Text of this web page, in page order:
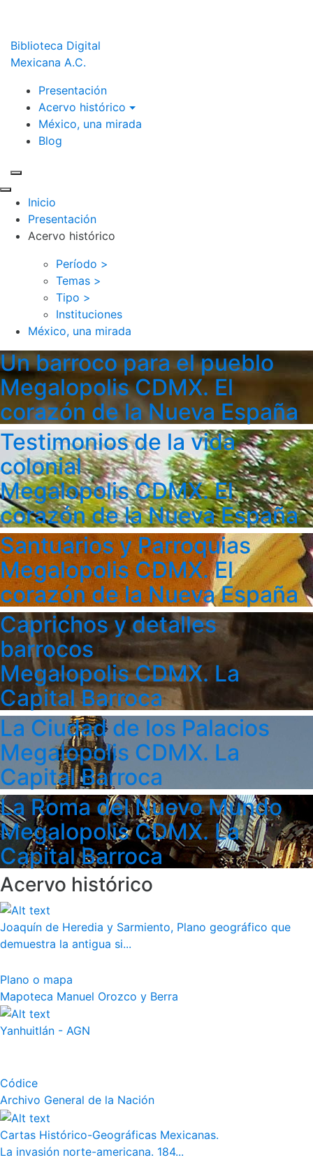
Biblioteca Digital
Mexicana A.C.
Presentación
Acervo histórico
México, una mirada
Blog
Inicio
Presentación
Acervo histórico
Período >
Temas >
Tipo >
Instituciones
México, una mirada
Un barroco para el pueblo
Megalopolis CDMX. El
corazón de la Nueva España
Testimonios de la vida
colonial
Megalopolis CDMX. El
corazón de la Nueva España
Santuarios y Parroquias
Megalopolis CDMX. El
corazón de la Nueva España
Caprichos y detalles
barrocos
Megalopolis CDMX. La
Capital Barroca
La Ciudad de los Palacios
Megalopolis CDMX. La
Capital Barroca
La Roma del Nuevo Mundo
Megalopolis CDMX. La
Capital Barroca
Acervo histórico
Joaquín de Heredia y Sarmiento, Plano geográfico que
demuestra la antigua si...
Plano o mapa
Mapoteca Manuel Orozco y Berra
Yanhuitlán - AGN
Códice
Archivo General de la Nación
Cartas Histórico-Geográficas Mexicanas.
La invasión norte-americana. 184...